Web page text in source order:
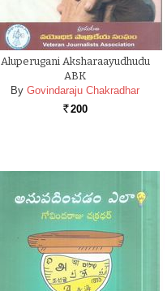
Aluperugani Aksharaayudhudu
ABK
By Govindaraju Chakradhar
Rs. 200